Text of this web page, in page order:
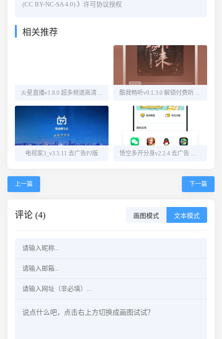
(CC BY-NC-SA 4.0) 》许可协议授权
相关推荐
火星直播v1.8.0 超多频道高清直播 酷我畅听v9.1.3.0 解锁付费听书源
电视家3_v3.5.11 去广告PJ版 悟空多开分身v2.2.4 去广告 解锁会员
上一篇 下一篇
评论 (4) 画图模式 文本模式